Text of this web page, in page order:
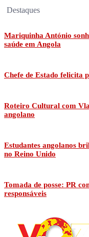
Destaques
Mariquinha António
saúde em Angola
Chefe de Estado felicita
Roteiro Cultural com
angolano
Estudantes angolanos
no Reino Unido
Tomada de posse: PR
responsáveis